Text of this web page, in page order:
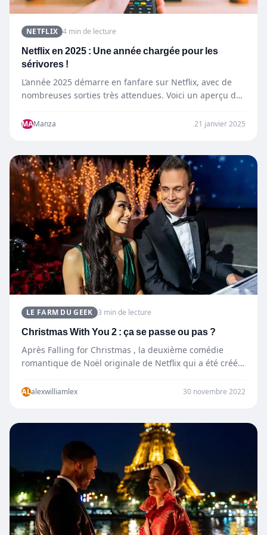
NETFLIX 4 min de lecture
Netflix en 2025 : Une année chargée pour les
sérivores !
L’année 2025 démarre en fanfare sur Netflix, avec de
nombreuses sorties très attendues. Voici un aperçu des
MAManza 21 janvier 2025
LE FARM DU GEEK 3 min de lecture
Christmas With You 2 : ça se passe ou pas ?
Après Falling for Christmas , la deuxième comédie
romantique de Noël originale de Netflix qui a été créée
ALalexwilliamlex 30 novembre 2022